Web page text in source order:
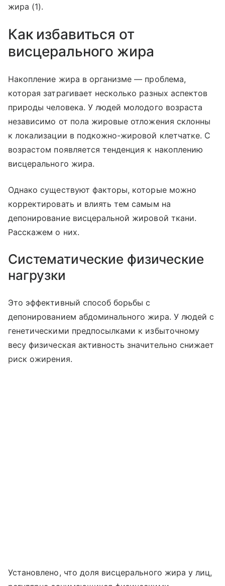
жира (1).
Как избавиться от
висцерального жира
Накопление жира в организме — проблема,
которая затрагивает несколько разных аспектов
природы человека. У людей молодого возраста
независимо от пола жировые отложения склонны
к локализации в подкожно-жировой клетчатке. С
возрастом появляется тенденция к накоплению
висцерального жира.
Однако существуют факторы, которые можно
корректировать и влиять тем самым на
депонирование висцеральной жировой ткани.
Расскажем о них.
Систематические физические
нагрузки
Это эффективный способ борьбы с
депонированием абдоминального жира. У людей с
генетическими предпосылками к избыточному
весу физическая активность значительно снижает
риск ожирения.
Установлено, что доля висцерального жира у лиц,